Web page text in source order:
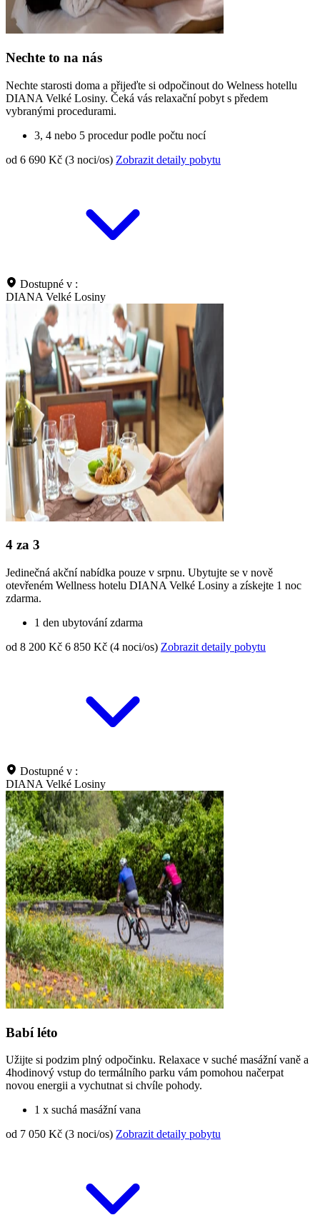
Nechte to na nás
Nechte starosti doma a přijeďte si odpočinout do Welness hotellu
DIANA Velké Losiny. Čeká vás relaxační pobyt s předem
vybranými procedurami.
3, 4 nebo 5 procedur podle počtu nocí
od 6 690 Kč (3 noci/os) Zobrazit detaily pobytu
Dostupné v :
DIANA Velké Losiny
4 za 3
Jedinečná akční nabídka pouze v srpnu. Ubytujte se v nově
otevřeném Wellness hotelu DIANA Velké Losiny a získejte 1 noc
zdarma.
1 den ubytování zdarma
od 8 200 Kč 6 850 Kč (4 noci/os) Zobrazit detaily pobytu
Dostupné v :
DIANA Velké Losiny
Babí léto
Užijte si podzim plný odpočinku. Relaxace v suché masážní vaně a
4hodinový vstup do termálního parku vám pomohou načerpat
novou energii a vychutnat si chvíle pohody.
1 x suchá masážní vana
od 7 050 Kč (3 noci/os) Zobrazit detaily pobytu